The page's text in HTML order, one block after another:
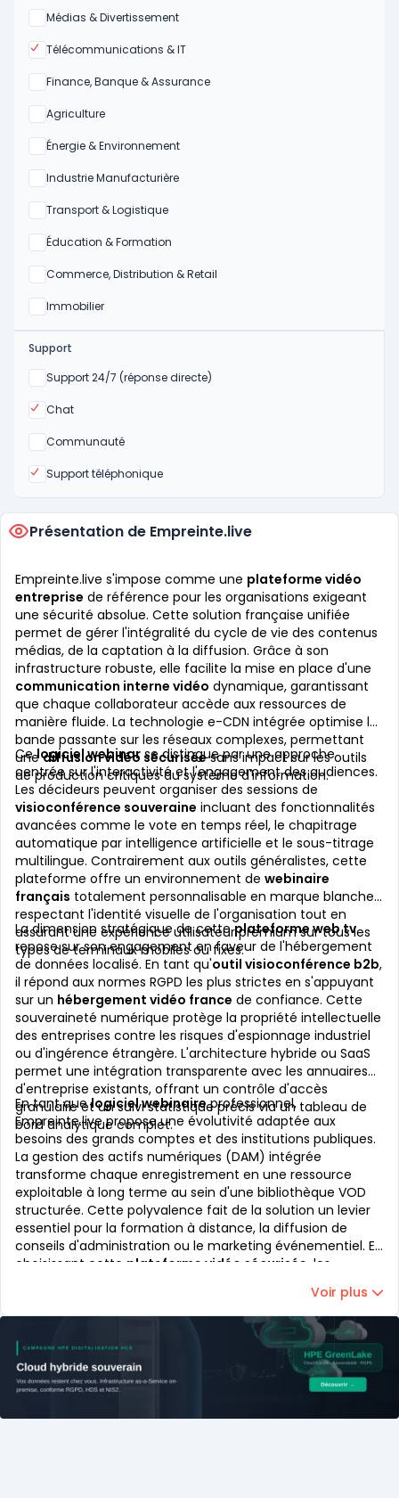
Médias & Divertissement
Oui
Télécommunications & IT
Oui
Finance, Banque & Assurance
Oui
Agriculture
Oui
Énergie & Environnement
Oui
Industrie Manufacturière
Oui
Transport & Logistique
Oui
Éducation & Formation
Oui
Commerce, Distribution & Retail
Oui
Immobilier
Oui
Support
Support 24/7 (réponse directe)
Non
Chat
Oui
Communauté
Non
Support téléphonique
Oui
Présentation de Empreinte.live
Empreinte.live s'impose comme une plateforme vidéo
entreprise de référence pour les organisations exigeant
une sécurité absolue. Cette solution française unifiée
permet de gérer l'intégralité du cycle de vie des contenus
médias, de la captation à la diffusion. Grâce à son
infrastructure robuste, elle facilite la mise en place d'une
communication interne vidéo dynamique, garantissant
que chaque collaborateur accède aux ressources de
manière fluide. La technologie e-CDN intégrée optimise la
bande passante sur les réseaux complexes, permettant
unediffusion vidéo sécuriséesans impact sur les outils
de production critiques du système d'information.
Celogiciel webinar se distingue par une approche
centrée sur l'interactivité et l'engagement des audiences.
Les décideurs peuvent organiser des sessions de
visioconférence souveraine incluant des fonctionnalités
avancées comme le vote en temps réel, le chapitrage
automatique par intelligence artificielle et le sous-titrage
multilingue. Contrairement aux outils généralistes, cette
plateforme offre un environnement de webinaire
français totalement personnalisable en marque blanche,
respectant l'identité visuelle de l'organisation tout en
assurant une expérience utilisateur premium sur tous les
types de terminaux mobiles ou fixes.
La dimension stratégique de cetteplateforme web tv
repose sur son engagement en faveur de l'hébergement
de données localisé. En tant qu'outil visioconférence b2b,
il répond aux normes RGPD les plus strictes en s'appuyant
sur un hébergement vidéo france de confiance. Cette
souveraineté numérique protège la propriété intellectuelle
des entreprises contre les risques d'espionnage industriel
ou d'ingérence étrangère. L'architecture hybride ou SaaS
permet une intégration transparente avec les annuaires
d'entreprise existants, offrant un contrôle d'accès
granulaire et un suivi statistique précis via un tableau de
bord analytique complet.
En tant quelogiciel webinaireprofessionnel,
Empreinte.live propose une évolutivité adaptée aux
besoins des grands comptes et des institutions publiques.
La gestion des actifs numériques (DAM) intégrée
transforme chaque enregistrement en une ressource
exploitable à long terme au sein d'une bibliothèque VOD
structurée. Cette polyvalence fait de la solution un levier
essentiel pour la formation à distance, la diffusion de
conseils d'administration ou le marketing événementiel. En
choisissant cette plateforme vidéo sécurisée , les
irréprochable et un support technique de proximité assuré
par des experts métiers.
Voir plus